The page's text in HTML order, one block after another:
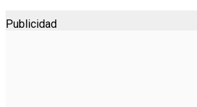
Publicidad